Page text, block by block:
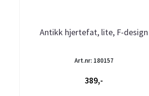
Antikk hjertefat, lite, F-design
Art.nr: 180157
389,-